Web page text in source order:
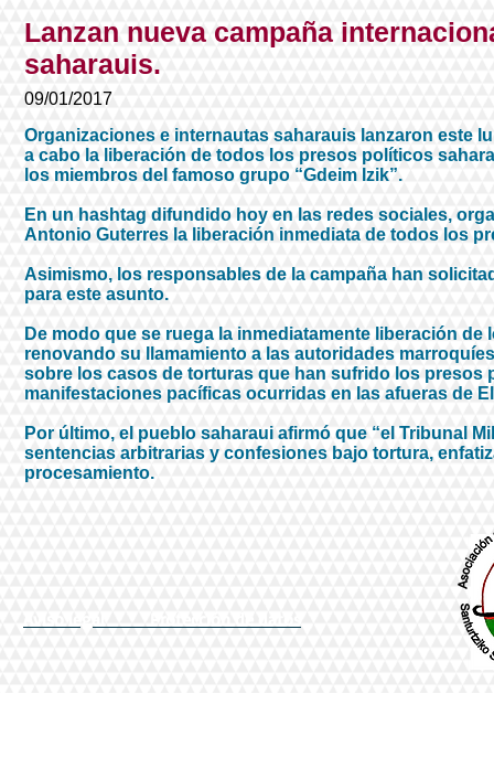
Lanzan nueva campaña
saharauis.
09/01/2017
Organizaciones e internautas saharauis lanzaron este
a cabo la liberación de todos los presos políticos
los miembros del famoso grupo “Gdeim Izik”.
En un hashtag difundido hoy en las redes sociales,
Antonio Guterres la liberación inmediata de todos los
Asimismo, los responsables de la campaña han
para este asunto.
De modo que se ruega la inmediatamente liberación
renovando su llamamiento a las autoridades
sobre los casos de torturas que han sufrido los presos
manifestaciones pacíficas ocurridas en las afueras de
Por último, el pueblo saharaui afirmó que “el Tribunal
sentencias arbitrarias y confesiones bajo tortura,
procesamiento.